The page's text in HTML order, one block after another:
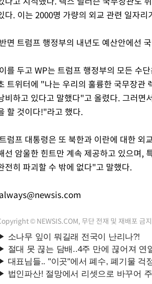
다. 이는 2000명 가량의 외교 관련 일자
반면 트럼프 행정부의 내년도 예산안에선
이를 두고 WP는 트럼프 행정부의 모든 수
트위터에 "나는 우리의 훌륭한 국무장관
비하고 있다고 말했다"고 올렸다. 그러면
할 것이다!"라고 했다.
럼프 대통령은 또 북한과 이란에 대한 외
선 암울한 힌트만 계속 제공하고 있으며,
전히 파괴할 수 밖에 없다"고 말했다.
always@newsis.com
© NEWSIS.COM, 무단 전재 및 재배포 금지